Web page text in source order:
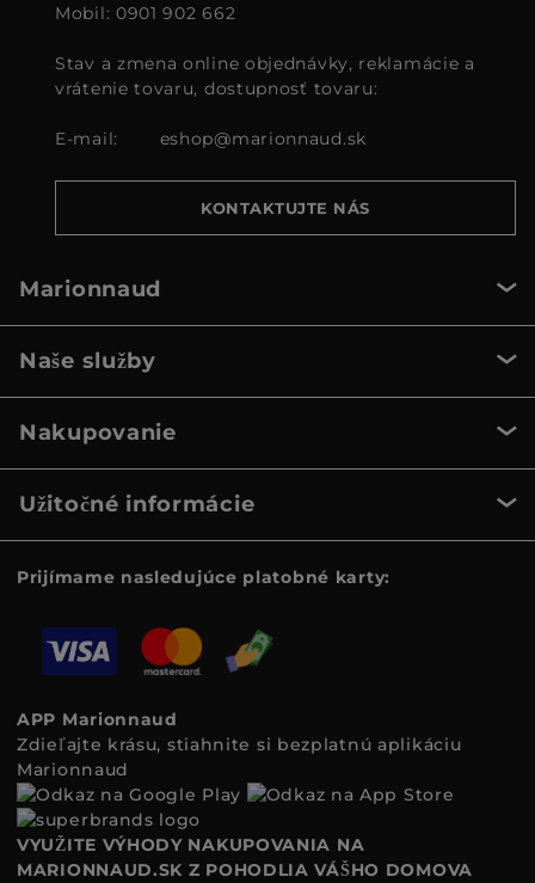
Mobil: 0901 902 662
Stav a zmena online objednávky, reklamácie a
vrátenie tovaru, dostupnosť tovaru:
E-mail: eshop@marionnaud.sk
KONTAKTUJTE NÁS
Marionnaud
Naše služby
Nakupovanie
Užitočné informácie
Prijímame nasledujúce platobné karty:
APP Marionnaud
Zdieľajte krásu, stiahnite si bezplatnú aplikáciu
Marionnaud
VYUŽITE VÝHODY NAKUPOVANIA NA
MARIONNAUD.SK Z POHODLIA VÁŠHO DOMOVA